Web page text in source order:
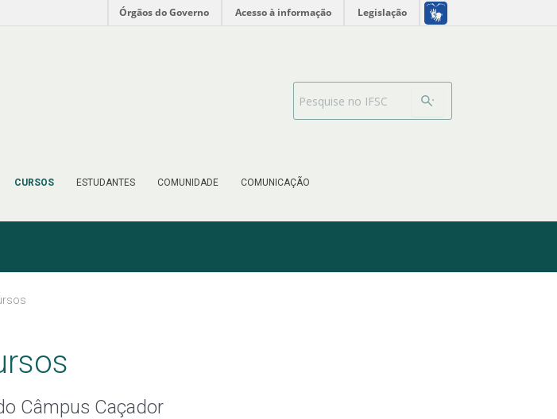
Órgãos do Governo Acesso à informação Legislação
CURSOS ESTUDANTES COMUNIDADE COMUNICAÇÃO
Barra de busca
Câmpus Caçador